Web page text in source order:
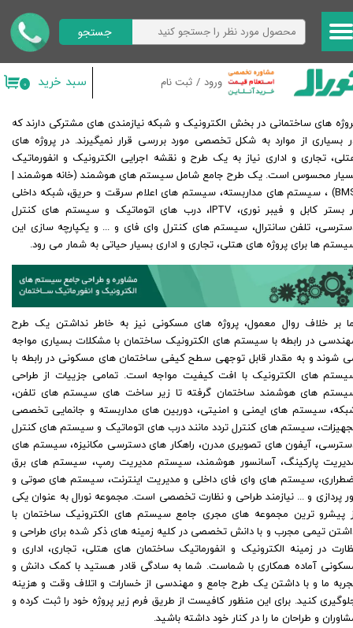
ورود / ثبت نام
حساب کاربری من
تغییر گذر واژه
خروج از حساب کاربری
جستجو
۰ سبد خرید
های ساختمانی در بخش الکترونیک و شبکه نیازمندی های مشترکی دارند که
بسیاری از موارد به شکل تخصصی مورد بررسی قرار نمیگیرند. در پروژه های
تجاری و اداری نیاز به یک طرح و نقشه اجرایی الکترونیک و انفورماتیک
محسوس است. یک طرح جامع شامل سیستم های هوشمند (خانه هوشمند |
BMS) ، سیستم های مداربسته، سیستم های اعلام سرقت و حریق، شبکه داخلی
بر بستر کابل و فیبر نوری، IPTV، درب های اتوماتیک و سیستم های کنترل
تلفن سانترال، سیستم های کنترل وای فای و ... و یکپارچه سازی این
ها برای پروژه های هتلی، تجاری و اداری بسیار حیاتی به شمار می رود.
بر خلاف روال معمول، پروژه های مسکونی نیز به خاطر نداشتن یک طرح
در رابطه با سیستم های الکترونیک ساختمان با مشکلات بسیاری مواجه
شوند و به مقدار قابل توجهی سطح کیفی ساختمان های مسکونی در رابطه با
های الکترونیک با افت کیفیت مواجه است. تمامی جزییات از طراحی
های هوشمند ساختمان گرفته تا زیر ساخت های سیستم های تلفن،
سیستم های ایمنی و امنیتی، دوربین های مداربسته و جانمایی تخصصی
سیستم های کنترل تردد مانند درب های اتوماتیک و سیستم های کنترل
آیفون های تصویری مدرن، راهکار های دسترسی مکانیزه، سیستم های
پارکینگ، آسانسور هوشمند، سیستم مدیریت رمپ، سیستم های برق
سیستم های وای فای داخلی و مدیریت اینترنت، سیستم های صوتی و
پردازی و ... نیازمند طراحی و نظارت تخصصی است. مجموعه نورال به عنوان یکی
پیشرو ترین مجموعه های مجری جامع سیستم های الکترونیک ساختمان با
تیمی مجرب و با دانش تخصصی در کلیه زمینه های ذکر شده برای طراحی و
در زمینه الکترونیک و انفورماتیک ساختمان های هتلی، تجاری، اداری و
آماده همکاری با شماست. شما به سادگی قادر هستید با کمک دانش و
ما و با داشتن یک طرح جامع و مهندسی از خسارات و اتلاف وقت و هزینه
کنید. برای این منظور کافیست از طریق فرم زیر پروژه خود را ثبت کرده و
و طراحان ما را در کنار خود داشته باشید.